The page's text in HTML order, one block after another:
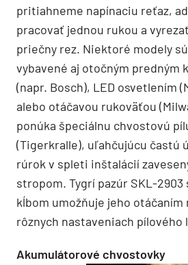
pritiahneme napínaciu reťaz,
pracovať jednou rukou a
priečny rez. Niektoré modely
vybavené aj otočným predným
(napr. Bosch), LED osvetlením
alebo otáčavou rukoväťou
ponúka špeciálnu chvostovú
(Tigerkralle), uľahčujúcu častú
rúrok v spleti inštalácií
stropom. Tygrí pazúr SKL-2903
kĺbom umožňuje jeho otáčaním
rôznych nastaveniach pílového
Akumulátorové chvostovky